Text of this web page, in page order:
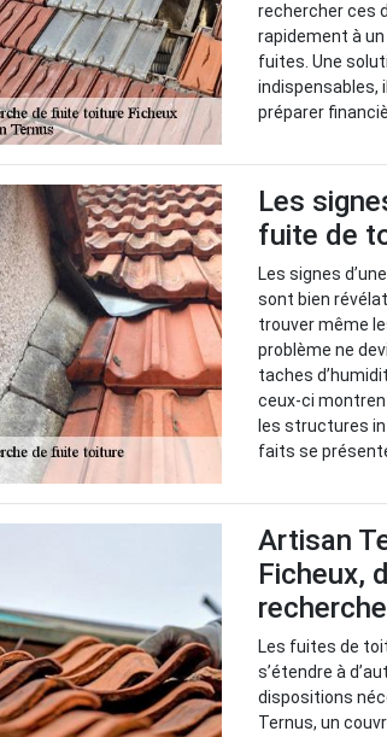
rechercher ces
rapidement à
fuites. Une
indispensables,
préparer
Les
fuite de
Les signes
sont bien
trouver même
problème ne
taches
ceux-ci
les structures
faits se
Artisan
Ficheux,
Les fuites de
s’étendre à
dispositions
Ternus, un